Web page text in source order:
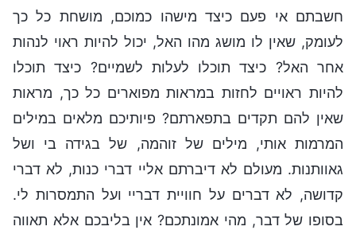
חשבתם אי פעם כיצד מישהו כמוכם, מושחת כל כך
לעומק, שאין לו מושג מהו האל, יכול להיות ראוי לנהות
אחר האל? כיצד תוכלו לעלות לשמיים? כיצד תוכלו
להיות ראויים לחזות במראות מפוארים כל כך, מראות
שאין להם תקדים בתפארתם? פיותיכם מלאים במילים
המרמות אותי, מילים של זוהמה, של בגידה בי ושל
גאוותנות. מעולם לא דיברתם אליי דברי כנות, לא דברי
קדושה, לא דברים על חוויית דבריי ועל התמסרות לי.
בסופו של דבר, מהי אמונתכם? אין בליבכם אלא תאווה